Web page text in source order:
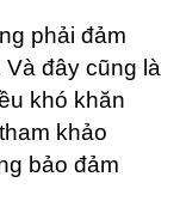
phải đảm
đây cũng là
khó khăn
khảo
bảo đảm